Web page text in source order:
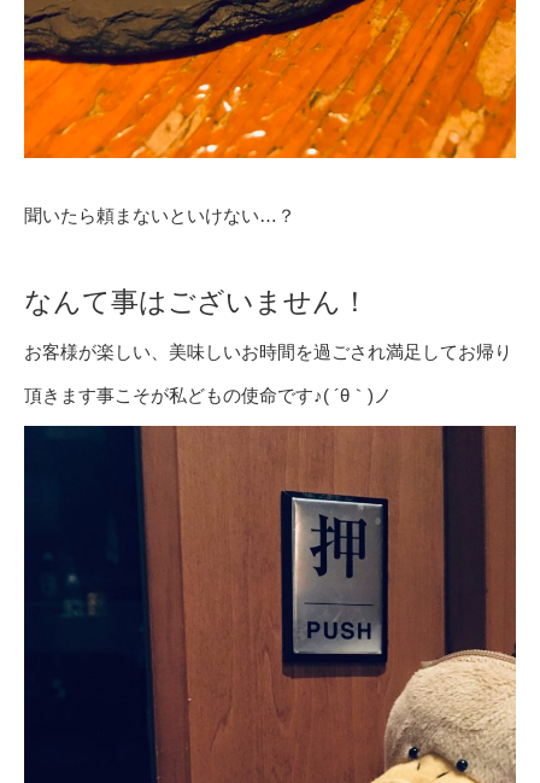
聞いたら頼まないといけない…？
なんて事はございません！
お客様が楽しい、美味しいお時間を過ごされ満足してお帰り
頂きます事こそが私どもの使命です♪( ´θ｀)ノ